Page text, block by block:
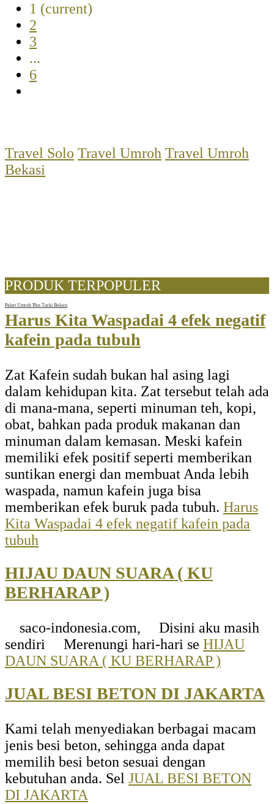
1 (current)
2
3
...
6
Travel Solo Travel Umroh Travel Umroh
Bekasi
PRODUK TERPOPULER
Paket Umroh Plus Turki Bekasi
Harus Kita Waspadai 4 efek negatif
kafein pada tubuh
Zat Kafein sudah bukan hal asing lagi
dalam kehidupan kita. Zat tersebut telah ada
di mana-mana, seperti minuman teh, kopi,
obat, bahkan pada produk makanan dan
minuman dalam kemasan. Meski kafein
memiliki efek positif seperti memberikan
suntikan energi dan membuat Anda lebih
waspada, namun kafein juga bisa
memberikan efek buruk pada tubuh. Harus
Kita Waspadai 4 efek negatif kafein pada
tubuh
HIJAU DAUN SUARA ( KU
BERHARAP )
saco-indonesia.com, Disini aku masih
sendiri Merenungi hari-hari se HIJAU
DAUN SUARA ( KU BERHARAP )
JUAL BESI BETON DI JAKARTA
Kami telah menyediakan berbagai macam
jenis besi beton, sehingga anda dapat
memilih besi beton sesuai dengan
kebutuhan anda. Sel JUAL BESI BETON
DI JAKARTA